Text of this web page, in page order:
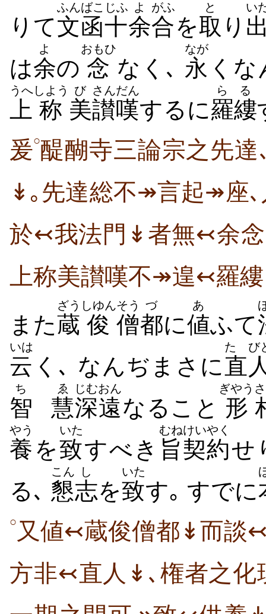
りて文函
ふんばこ
十
じふ
余
よ
合
がふ
を取
と
り
い
は余
よ
の 念
おもひ
なく､ 永
なが
く
上
うへ
称
しよう
美
び
讃嘆
さんだん
するに羅縷
らる
爰○醍醐寺三論宗之先
↡｡先達総不↠言起↠座
於↢我法門↡者無↢余
上称美讃嘆不↠遑↢羅
また蔵
ざう
俊
しゆん
僧
そう
都
づ
に値
あ
ふて
云
いは
く､ なんぢまさに 直
たゞび
智
ち
慧
ゑ
深遠
じむおん
なること 形
ぎやう
養
やう
を致
いた
すべき 旨
むね
契約
けいやく
せ
る､ 懇
こん
志
し
を致
いた
す｡ すでに
○ 又値↢蔵俊僧都↡而談
方非↢直人↡､権者之化